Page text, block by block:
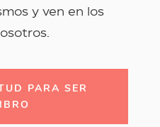
y ven en los
PARA SER